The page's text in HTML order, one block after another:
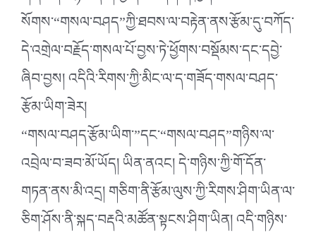
སོགས་“གསལ་བཤད”ཀྱི་ཐབས་ལ་བརྟེན་ནས་རྩོམ་དུ་བཀོད་
དེ་འགྲེལ་བརྗོད་གསལ་པོ་བྱས་ཏེ་ཕྱོགས་བསྡོམས་དང་དབྱེ་
ཞིབ་བྱས། འདིའི་རིགས་ཀྱི་མིང་ལ་ད་གཟོད་གསལ་བཤད་
རྩོམ་ཡིག་ཟེར།
“གསལ་བཤད་རྩོམ་ཡིག་”དང་“གསལ་བཤད”གཉིས་ལ་
འབྲེལ་བ་ཟབ་མོ་ཡོད། ཡིན་ནའང། དེ་གཉིས་ཀྱི་གོ་དོན་
གཏན་ནས་མི་འདྲ། གཅིག་ནི་རྩོམ་ལུས་ཀྱི་རིགས་ཤིག་ཡིན་ལ་
ཅིག་ཤོས་ནི་སྐད་བརྡའི་མཚོན་སྟངས་ཤིག་ཡིན། འདི་གཉིས་